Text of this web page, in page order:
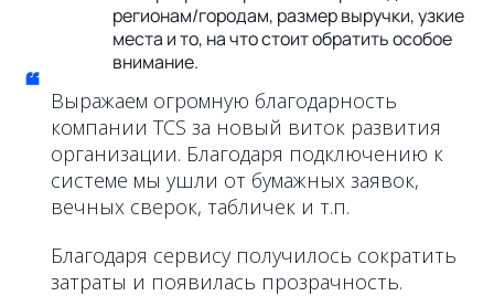
регионам/городам, размер выручки, узкие
места и то, на что стоит обратить особое
внимание.
“ Выражаем огромную благодарность
компании TCS за новый виток развития
организации. Благодаря подключению к
системе мы ушли от бумажных заявок,
вечных сверок, табличек и т.п.
Благодаря сервису получилось сократить
затраты и появилась прозрачность.